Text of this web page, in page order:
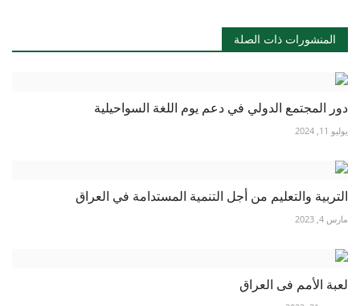
المنشورات ذات الصلة
دور المجتمع الدولي في دعم يوم اللغة السواحيلية
يوليو 11, 2024
التربية والتعليم من أجل التنمية المستدامة في العراق
مارس 4, 2023
لعبة الأمم فى العراق